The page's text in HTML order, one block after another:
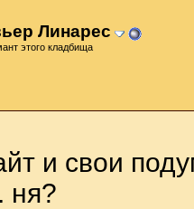
Линарес
этого кладбища
и свои
ня?